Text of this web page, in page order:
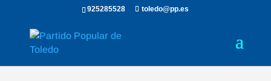
925285528 toledo@pp.es